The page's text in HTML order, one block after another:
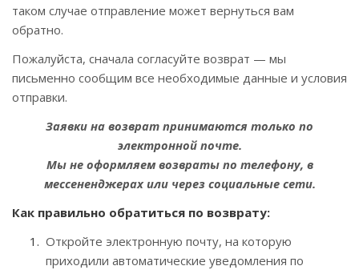
таком случае отправление может вернуться вам
обратно.
Пожалуйста, сначала согласуйте возврат — мы
письменно сообщим все необходимые данные и условия
отправки.
Заявки на возврат принимаются только по
электронной почте.
Мы не оформляем возвраты по телефону, в
мессененджерах или через социальные сети.
Как правильно обратиться по возврату:
Откройте электронную почту, на которую
приходили автоматические уведомления по